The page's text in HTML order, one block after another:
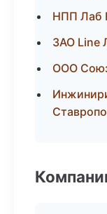
НПП Лаб
ЗАО Line
ООО